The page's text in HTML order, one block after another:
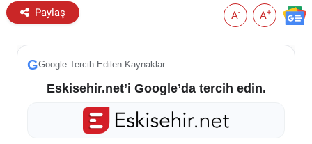
Paylaş A- A+
GGoogle Tercih Edilen Kaynaklar
Eskisehir.net’i Google’da tercih edin.